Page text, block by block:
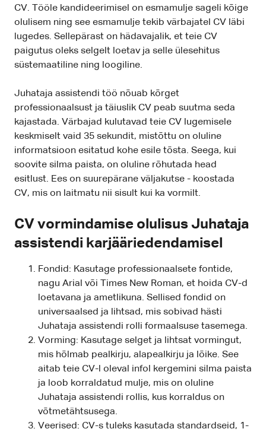
CV. Tööle kandideerimisel on esmamulje sageli kõige
olulisem ning see esmamulje tekib värbajatel CV läbi
lugedes. Sellepärast on hädavajalik, et teie CV
paigutus oleks selgelt loetav ja selle ülesehitus
süstemaatiline ning loogiline.
Juhataja assistendi töö nõuab kõrget
professionaalsust ja täiuslik CV peab suutma seda
kajastada. Värbajad kulutavad teie CV lugemisele
keskmiselt vaid 35 sekundit, mistõttu on oluline
informatsioon esitatud kohe esile tõsta. Seega, kui
soovite silma paista, on oluline rõhutada head
esitlust. Ees on suurepärane väljakutse - koostada
CV, mis on laitmatu nii sisult kui ka vormilt.
CV vormindamise olulisus Juhataja
assistendi karjääriedendamisel
Fondid: Kasutage professionaalsete fontide,
nagu Arial või Times New Roman, et hoida CV-d
loetavana ja ametlikuna. Sellised fondid on
universaalsed ja lihtsad, mis sobivad hästi
Juhataja assistendi rolli formaalsuse tasemega.
Vorming: Kasutage selget ja lihtsat vormingut,
mis hõlmab pealkirju, alapealkirju ja lõike. See
aitab teie CV-l oleval infol kergemini silma paista
ja loob korraldatud mulje, mis on oluline
Juhataja assistendi rollis, kus korraldus on
võtmetähtsusega.
Veerised: CV-s tuleks kasutada standardseid, 1-